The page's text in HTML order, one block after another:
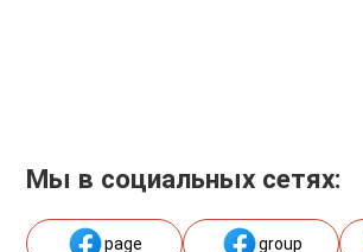
Мы в социальных сетях:
page group